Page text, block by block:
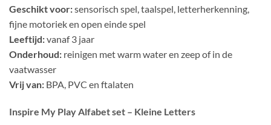
Geschikt voor:sensorisch spel, taalspel, letterherkenning,
fijne motoriek en open einde spel
Leeftijd:vanaf 3 jaar
Onderhoud: reinigen met warm water en zeep of in de
vaatwasser
Vrij van: BPA, PVC en ftalaten
Inspire My Play Alfabet set – Kleine Letters